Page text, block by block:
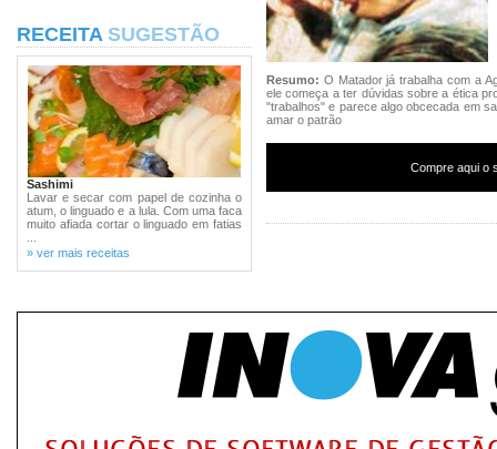
RECEITA SUGESTÃO
Sashimi
Lavar e secar com papel de cozinha o
atum, o linguado e a lula. Com uma faca
muito afiada cortar o linguado em fatias
» ver mais receitas
Resumo: O Matador já trabalha com a
ele começa a ter dúvidas sobre a ética
"trabalhos" e parece algo obcecada em
amar o patrão
Compre aqui o